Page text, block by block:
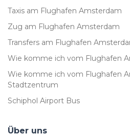
Taxis am Flughafen Amsterdam
Zug am Flughafen Amsterdam
Transfers am Flughafen
Wie komme ich vom Flughafen
Wie komme ich vom Flughafen
Stadtzentrum
Schiphol Airport Bus
Über uns